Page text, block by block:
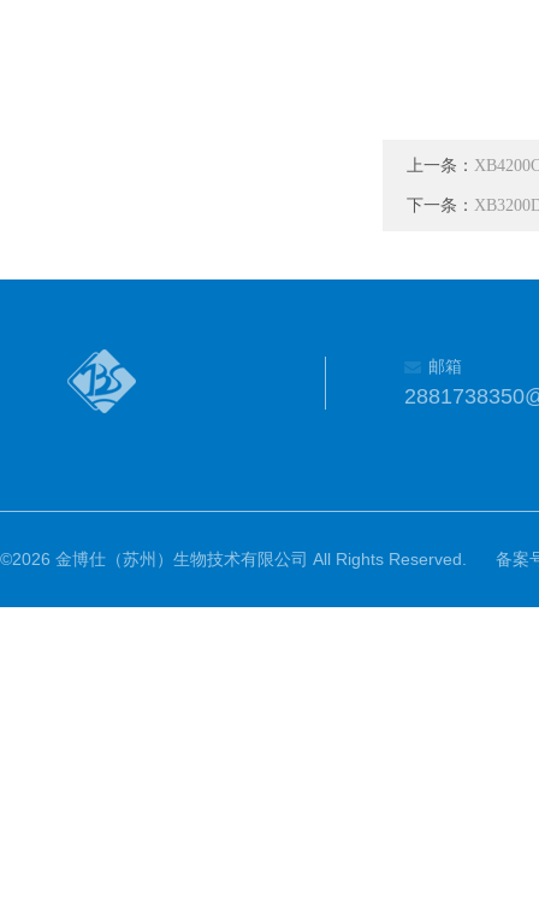
上一条：
下一条：
邮箱
©2026 金博仕（苏州）生物技术有限公司 All Rights Reserved. 备案